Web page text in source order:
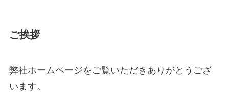
ご挨拶
弊社ホームページをご覧いただきありがとうござ
います。